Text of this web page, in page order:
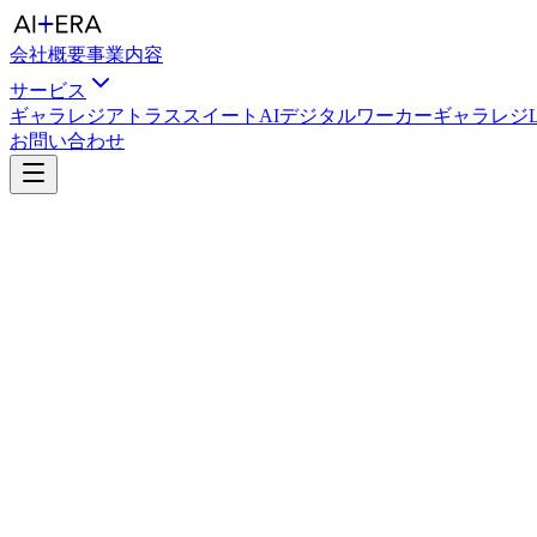
会社概要事業内容
サービス
ギャラレジアトラススイート AIデジタルワーカーギャラレジ
お問い合わせ